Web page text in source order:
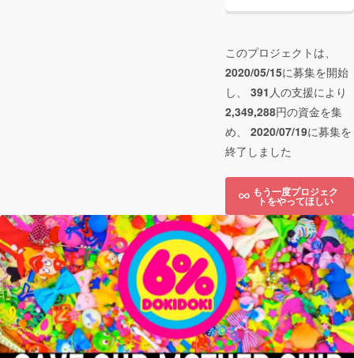
このプロジェクトは、
2020/05/15に募集を開始
し、 391 人の支援により
2,349,288円の資金を集
め、 2020/07/19に募集を
終了しました
もう一度プロジェク
トをやってほしい